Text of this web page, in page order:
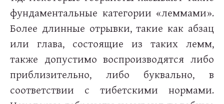
фундаментальные категории «леммами».
Более длинные отрывки, такие как абзац
или глава, состоящие из таких лемм,
также допустимо воспроизводятся либо
приблизительно, либо буквально, в
соответствии с тибетскими нормами.